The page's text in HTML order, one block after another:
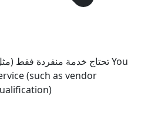
تحتاج خدمة منفردة فقطYou
(such as vendor